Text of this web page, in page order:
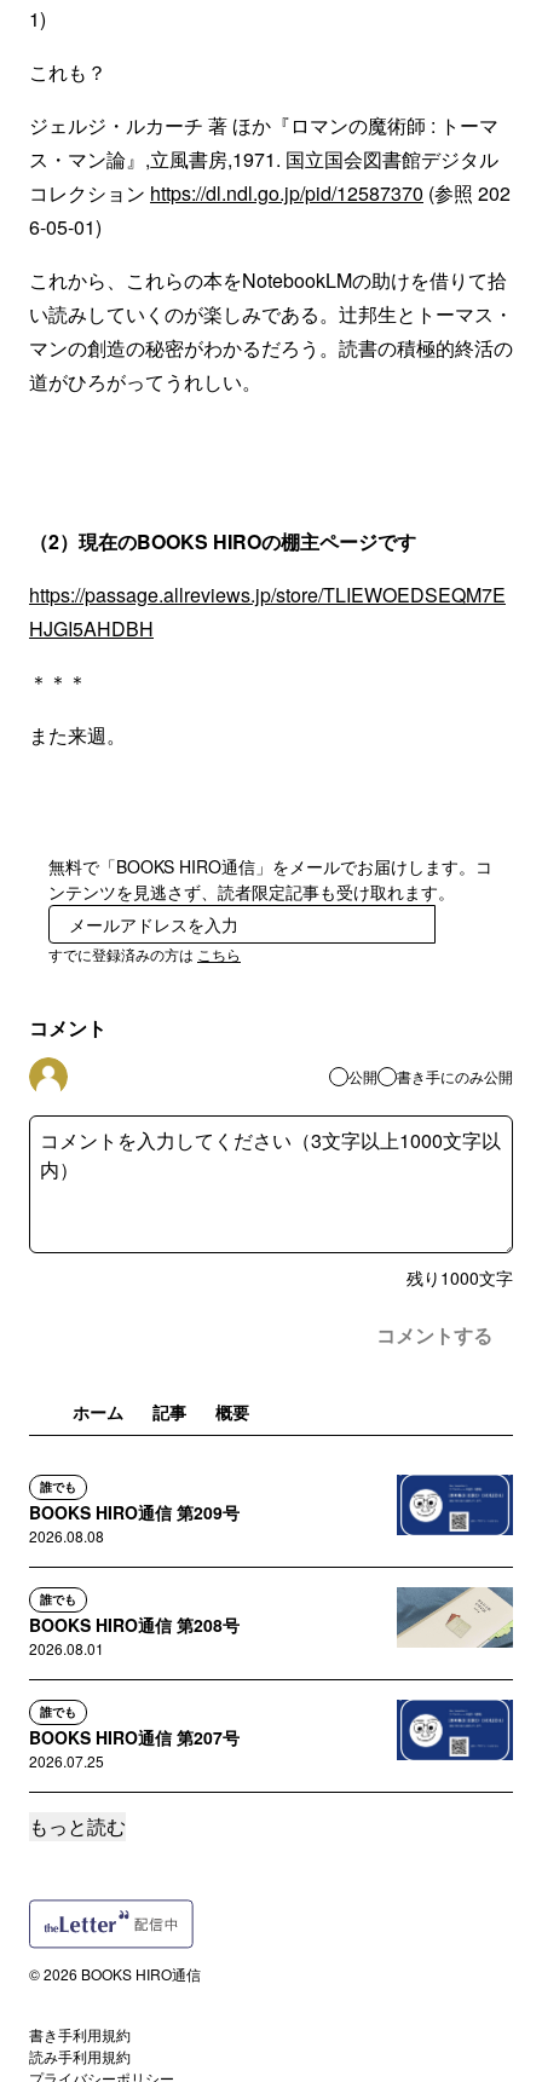
1)
これも？
ジェルジ・ルカーチ 著 ほか『ロマンの魔術師 : トーマ
ス・マン論』,立風書房,1971. 国立国会図書館デジタル
コレクション https://dl.ndl.go.jp/pid/12587370 (参照 202
6-05-01)
これから、これらの本をNotebookLMの助けを借りて拾
い読みしていくのが楽しみである。辻邦生とトーマス・
マンの創造の秘密がわかるだろう。読書の積極的終活の
道がひろがってうれしい。
（2）現在のBOOKS HIROの棚主ページです
https://passage.allreviews.jp/store/TLIEWOEDSEQM7E
HJGI5AHDBH
＊＊＊
また来週。
無料で「BOOKS HIRO通信」をメールでお届けします。コ
ンテンツを見逃さず、読者限定記事も受け取れます。
すでに登録済みの方は こちら
コメント
公開 書き手にのみ公開
残り 1000文字
コメントする
ホーム 記事 概要
誰でも
BOOKS HIRO通信 第209号
2026.08.08
誰でも
BOOKS HIRO通信 第208号
2026.08.01
誰でも
BOOKS HIRO通信 第207号
2026.07.25
誰でも
誰でも
BOOKS HIRO通信 第205号
2026.07.04
誰でも
BOOKS HIRO通信 第204号
もっと読む
© 2026 BOOKS HIRO通信
書き手利用規約
読み手利用規約
プライバシーポリシー